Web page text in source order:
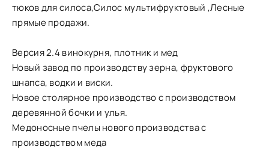
тюков для силоса,Силос мультифруктовый ,Лесные
прямые продажи.
Версия 2.4 винокурня, плотник и мед
Новый завод по производству зерна, фруктового
шнапса, водки и виски.
Новое столярное производство с производством
деревянной бочки и улья.
Медоносные пчелы нового производства с
производством меда